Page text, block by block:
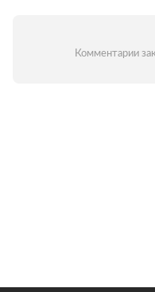
Комментарии